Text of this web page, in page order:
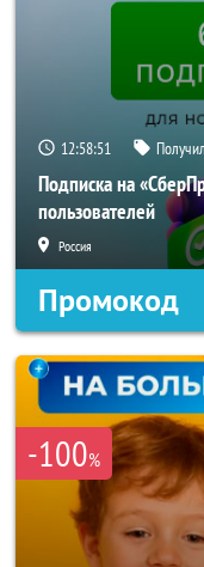
12:58:49
Подписка на
пользователей
Россия
Промокод
-100%